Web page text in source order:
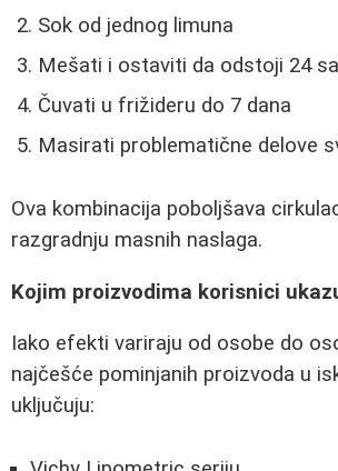
Sok od jednog limuna
Mešati i ostaviti da odstoji 24
Čuvati u frižideru do 7 dana
Masirati problematične delove
Ova kombinacija poboljšava
razgradnju masnih naslaga.
Kojim proizvodima korisnici
Iako efekti variraju od osobe do
najčešće pominjanih proizvoda u
uključuju: